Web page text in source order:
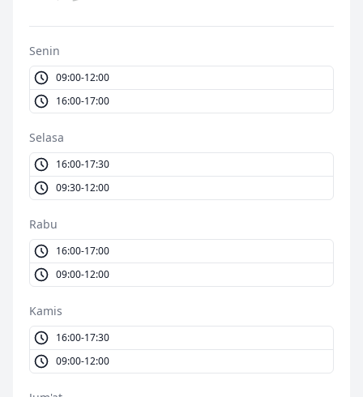
Senin
09:00-12:00
16:00-17:00
Selasa
16:00-17:30
09:30-12:00
Rabu
16:00-17:00
09:00-12:00
Kamis
16:00-17:30
09:00-12:00